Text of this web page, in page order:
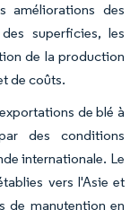
améliorations des
superficies, les
de la production
de coûts.
de blé à
des conditions
internationale. Le
vers l'Asie et
de manutention en